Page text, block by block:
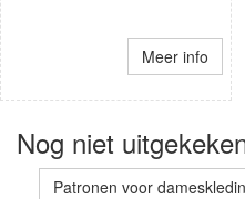
Meer info
Nog niet
Patronen voor